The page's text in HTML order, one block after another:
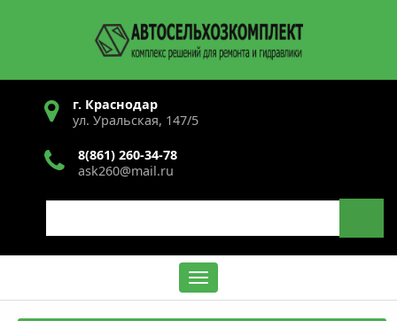
г. Краснодар
ул. Уральская, 147/5
8(861) 260-34-78
ask260@mail.ru